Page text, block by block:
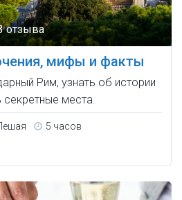
отзыва
мифы и факты
Рим, узнать об истории
секретные места.
5 часов